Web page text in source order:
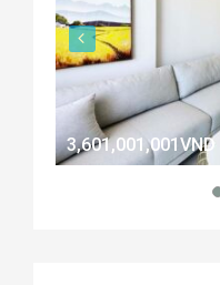
3,601,001,001VND